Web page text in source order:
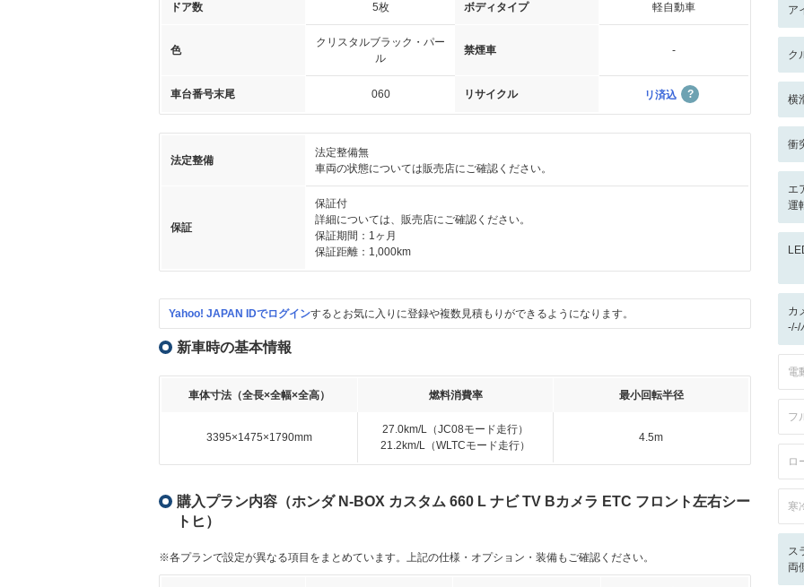
ドア数 5枚 ボディタイプ 軽自動車
色
クリスタルブラック・パー
ル
禁煙車 -
車台番号末尾 060 リサイクル リ済込
法定整備
法定整備無
車両の状態については販売店にご確認ください。
保証
保証付
詳細については、販売店にご確認ください。
保証期間：1ヶ月
保証距離：1,000km
Yahoo! JAPAN IDでログインするとお気に入りに登録や複数見積もりができるようになります。
新車時の基本情報
車体寸法（全長×全幅×全高） 燃料消費率 最小回転半径
3395×1475×1790mm
27.0km/L（JC08モード走行）
21.2km/L（WLTCモード走行）
4.5m
購入プラン内容（ホンダ N-BOX カスタム 660 L ナビ TV Bカメラ ETC フロント左右シー
トヒ）
※各プランで設定が異なる項目をまとめています。上記の仕様・オプション・装備もご確認ください。
ア
ク
横
衝
エ
運
カ
-/-/
電
フ
ロ
寒
ス
両